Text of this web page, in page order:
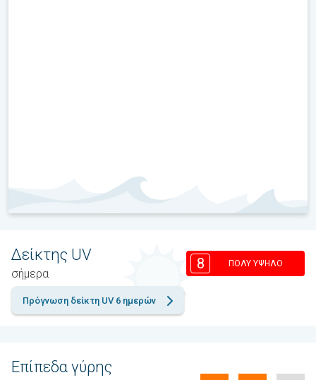
Δείκτης UV
σήμερα
8 ΠΟΛΎ ΥΨΗΛΌ
Πρόγνωση δείκτη UV 6 ημερών
Επίπεδα γύρης